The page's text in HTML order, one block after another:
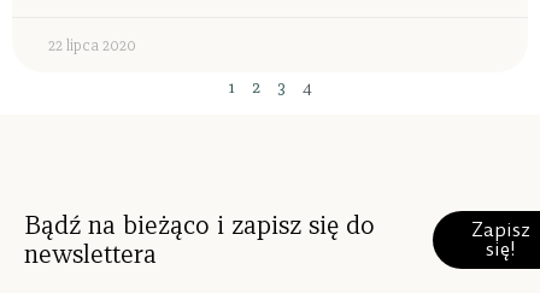
22 lipca 2020
1 2 3 4
Bądź na bieżąco i zapisz się do
newslettera
Zapisz
się!